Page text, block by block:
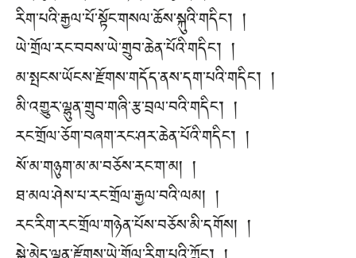
རིག་པའི་རྒྱལ་པོ་སྟོང་གསལ་ཆོས་སྐུའི་གདིང་། །
ཡེ་གྲོལ་རང་བབས་ཡེ་གྲུབ་ཆེན་པོའི་གདིང༌། །
མ་སྤངས་ཡོངས་རྫོགས་གདོད་ནས་དག་པའི་གདིང་། །
མི་འགྱུར་ལྷུན་གྲུབ་གཞི་རྩ་བྲལ་བའི་གདིང༌། །
རང་གྲོལ་ཅོག་བཞག་རང་ཤར་ཆེན་པོའི་གདིང༌། །
སོ་མ་གཉུག་མ་མ་བཅོས་རང་ག་མ། །
ཐ་མལ་ཤེས་པ་རང་གྲོལ་རྒྱལ་བའི་ལམ། །
རང་རིག་རང་གྲོལ་གཉེན་པོས་བཅོས་མི་དགོས། །